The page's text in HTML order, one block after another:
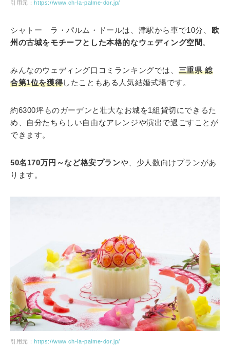
引用元：https://www.ch-la-palme-dor.jp/
シャトー ラ・パルム・ドールは、津駅から車で10分、 欧
州の古城をモチーフとした本格的なウェディング空間 。
みんなのウェディング口コミランキングでは、 三重県 総
合第1位を獲得したこともある人気結婚式場です。
約6300坪ものガーデンと壮大なお城を1組貸切にできるた
め、自分たちらしい自由なアレンジや演出で過ごすことが
できます。
50名170万円～など格安プランや、少人数向けプランがあ
ります。
引用元： https://www.ch-la-palme-dor.jp/